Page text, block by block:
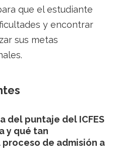
que el estudiante
y encontrar
sus metas
del puntaje del ICFES
y qué tan
de admisión a